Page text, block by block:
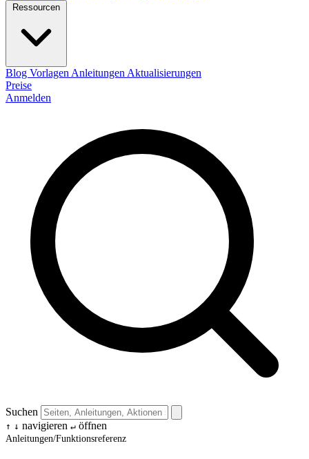
Blog Vorlagen Anleitungen Aktualisierungen
Preise
Anmelden
Suchen
↑ ↓ navigieren ↵ öffnen
Anleitungen/Funktionsreferenz